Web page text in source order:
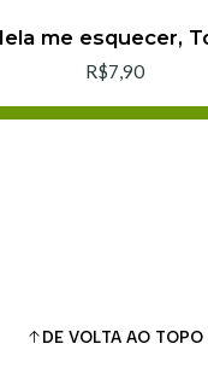
me esquecer,
R$7,90
DE VOLTA AO TOPO